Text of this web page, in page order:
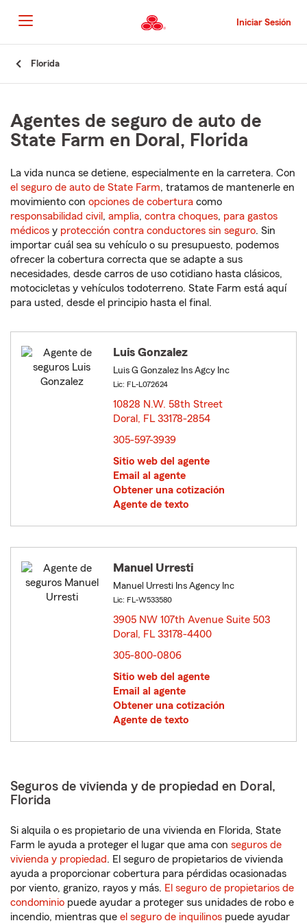
al
contenido
principal
Iniciar Sesión
Florida
Agentes de seguro de auto de
State Farm en Doral, Florida
La vida nunca se detiene, especialmente en la carretera. Con
el seguro de auto de State Farm, tratamos de mantenerle en
movimiento con opciones de cobertura como
responsabilidad civil , amplia, contra choques, para gastos
médicos y protección contra conductores sin seguro. Sin
importar cuál sea su vehículo o su presupuesto, podemos
ofrecer la cobertura correcta que se adapte a sus
necesidades, desde carros de uso cotidiano hasta clásicos,
motocicletas y vehículos todoterreno. State Farm está aquí
para usted, desde el principio hasta el final.
Luis Gonzalez
Luis G Gonzalez Ins Agcy Inc
Lic: FL-L072624
10828 N.W. 58th Street
Doral, FL 33178-2854
305-597-3939
Sitio web del agente
Email al agente
Obtener una cotización
Agente de texto
Manuel Urresti
Manuel Urresti Ins Agency Inc
Lic: FL-W533580
3905 NW 107th Avenue Suite 503
Doral, FL 33178-4400
305-800-0806
Sitio web del agente
Email al agente
Obtener una cotización
Agente de texto
Seguros de vivienda y de propiedad en Doral,
Florida
Si alquila o es propietario de una vivienda en Florida, State
Farm le ayuda a proteger el lugar que ama con seguros de
vivienda y propiedad. El seguro de propietarios de vivienda
ayuda a proporcionar cobertura para pérdidas ocasionadas
por viento, granizo, rayos y más. El seguro de propietarios de
condominio puede ayudar a proteger sus unidades de robo e
incendio, mientras que el seguro de inquilinos puede ayudar